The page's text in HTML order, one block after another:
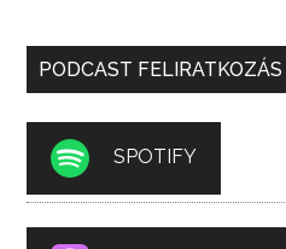
PODCAST FELIRATKOZÁS
SPOTIFY